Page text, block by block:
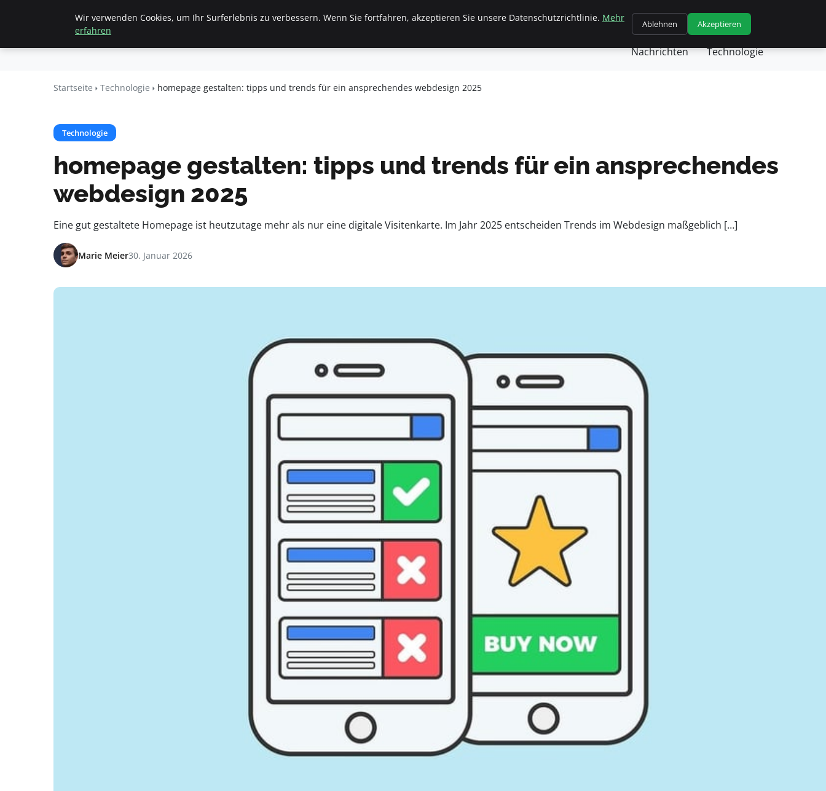
Geheimesleb
Startseite Finanzen & Immobilien Frauen / Mode General Geschäft Gesundheit Kochen Nachricht
Nachrichten Technologie
Startseite Technologie homepage gestalten: tipps und trends für ein ansprechendes webdesign 2025
Technologie
homepage gestalten: tipps und trends für ein ansprechendes
webdesign 2025
Eine gut gestaltete Homepage ist heutzutage mehr als nur eine digitale Visitenkarte. Im Jahr 2025 entscheiden Trends im Webdesign maßgeblich […]
Marie Meier30. Januar 2026
Wir verwenden Cookies, um Ihr Surferlebnis zu verbessern. Wenn Sie fortfahren, akzeptieren Sie unsere Datenschutzrichtlinie. Mehr
erfahren
Ablehnen Akzeptieren